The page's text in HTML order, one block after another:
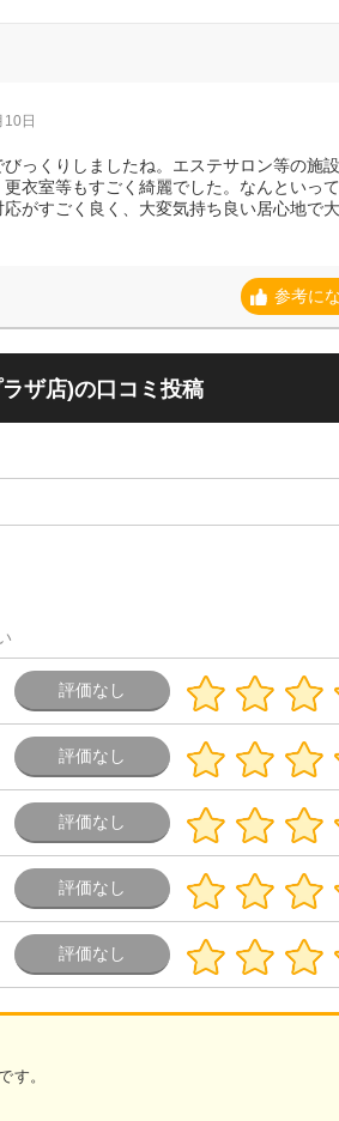
日
っくりしましたね。エステサロン等の施
衣室等もすごく綺麗でした。なんといっ
がすごく良く、大変気持ち良い居心地で
参考に
ザ店)の口コミ投稿
す。